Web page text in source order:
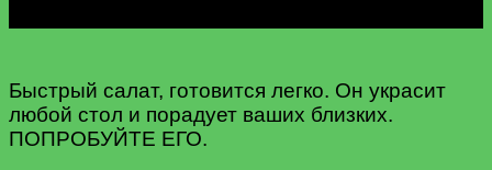
Быстрый салат, готовится легко. Он украсит
любой стол и порадует ваших близких.
ПОПРОБУЙТЕ ЕГО.